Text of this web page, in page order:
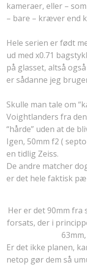
kameraer, eller –
– bare – kræver end
Hele serien er født
ud med x0.71
på glasset, altså
er sådanne jeg
Skulle man tale om
Voightlanders fra
“hårde” uden at de
Igen, 50mm f2 (
en tidlig Zeiss.
De andre matcher
er det hele faktisk
Her er det 90mm fra
forsats, der i
Er det ikke planen,
netop gør dem så